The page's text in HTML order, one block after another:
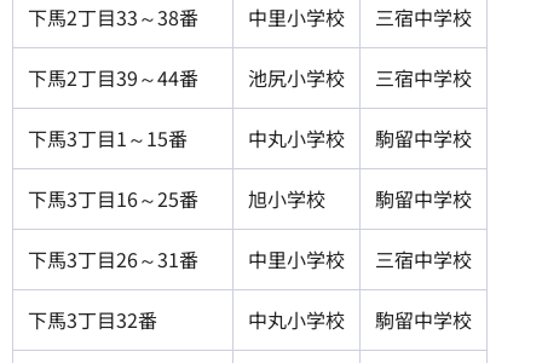
下馬2丁目33～38番 中里小学校 三宿中学校
下馬2丁目39～44番 池尻小学校 三宿中学校
下馬3丁目1～15番 中丸小学校 駒留中学校
下馬3丁目16～25番 旭小学校 駒留中学校
下馬3丁目26～31番 中里小学校 三宿中学校
下馬3丁目32番 中丸小学校 駒留中学校